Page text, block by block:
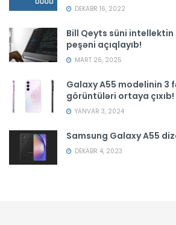
DEKABR 16, 2022
Bill Qeyts süni
peşəni açıqlayıb!
MART 26, 2025
Galaxy A55 modelinin 3
görüntüləri ortaya çıxıb!
YANVAR 3, 2024
Samsung Galaxy A55
DEKABR 4, 2023